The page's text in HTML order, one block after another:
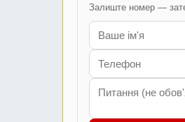
Залиште номер —